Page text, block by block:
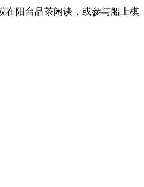
在阳台品茶闲谈，或参与船上棋